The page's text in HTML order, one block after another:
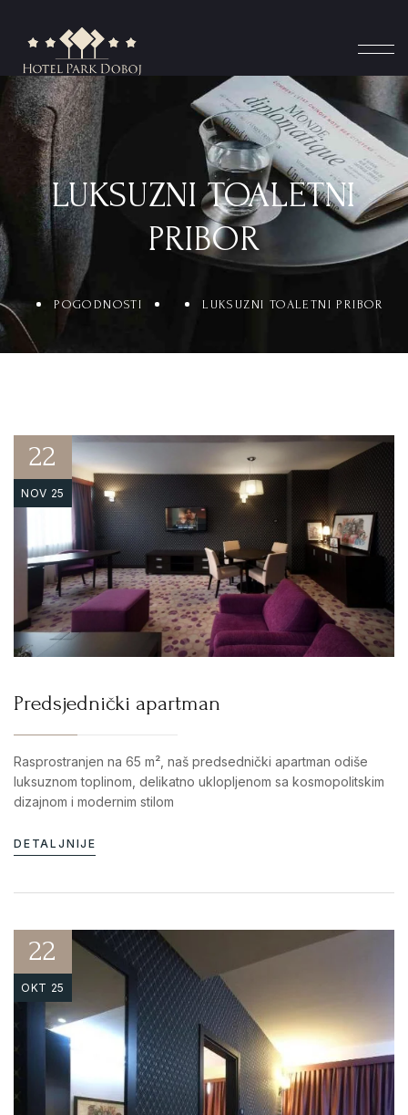
LUKSUZNI TOALETNI
PRIBOR
POGODNOSTI LUKSUZNI TOALETNI PRIBOR
22
NOV 25
Predsjednički apartman
Rasprostranjen na 65 m², naš predsednički apartman odiše
luksuznom toplinom, delikatno uklopljenom sa kosmopolitskim
dizajnom i modernim stilom
DETALJNIJE
22
OKT 25